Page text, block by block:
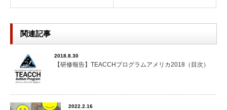
関連記事
2018.8.30
【研修報告】TEACCHプログラムアメリカ2018（目次）
2022.2.16